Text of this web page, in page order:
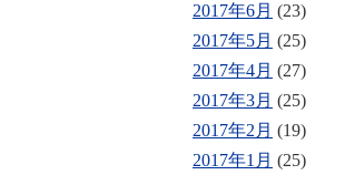
2017年6月 (23)
2017年5月 (25)
2017年4月 (27)
2017年3月 (25)
2017年2月 (19)
2017年1月 (25)